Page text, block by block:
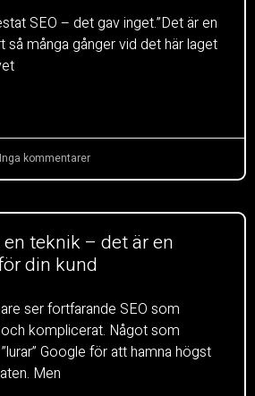
SEO – det gav inget.”Det är en
så många gånger vid det här laget
Inga kommentarer
en teknik – det är en
din kund
ser fortfarande SEO som
komplicerat. Något som
Google för att hamna högst
Men